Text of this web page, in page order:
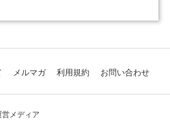
メルマガ 利用規約 お問い合わせ
営メディア